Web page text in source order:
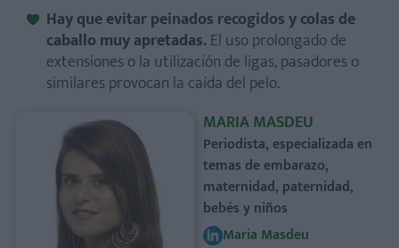
Hay que evitar peinados recogidos y colas de
caballo muy apretadas.El uso prolongado de
extensiones o la utilización de ligas, pasadores o
similares provocan la caída del pelo.
MARIA MASDEU
Periodista, especializada en
temas de embarazo,
maternidad, paternidad,
bebés y niños
Maria Masdeu